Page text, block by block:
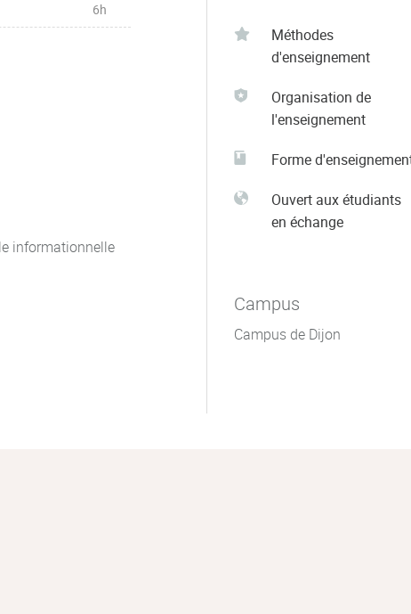
6h
informationnelle
Méthodes
d'enseignement
Organisation de
l'enseignement
Forme
Ouvert aux étudiants
en échange
Campus
Campus de Dijon